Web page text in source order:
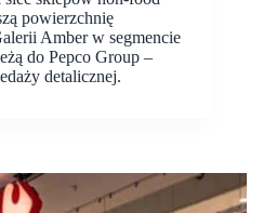
powierzchnię
Amber w segmencie
do Pepco Group –
detalicznej.